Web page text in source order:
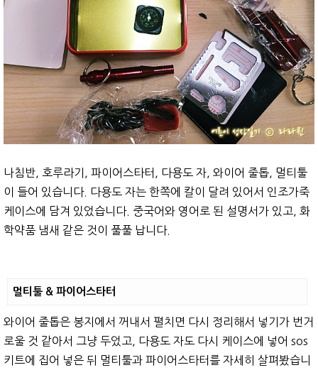
나침반, 호루라기, 파이어스타터, 다용도 자, 와이어 줄톱, 멀티툴
이 들어 있습니다. 다용도 자는 한쪽에 칼이 달려 있어서 인조가죽
케이스에 담겨 있었습니다. 중국어와 영어로 된 설명서가 있고, 화
학약품 냄새 같은 것이 풀풀 납니다.
멀티툴 & 파이어스타터
와이어 줄톱은 봉지에서 꺼내서 펼치면 다시 정리해서 넣기가 번거
로울 것 같아서 그냥 두었고, 다용도 자도 다시 케이스에 넣어 sos
키트에 집어 넣은 뒤 멀티툴과 파이어스타터를 자세히 살펴봤습니